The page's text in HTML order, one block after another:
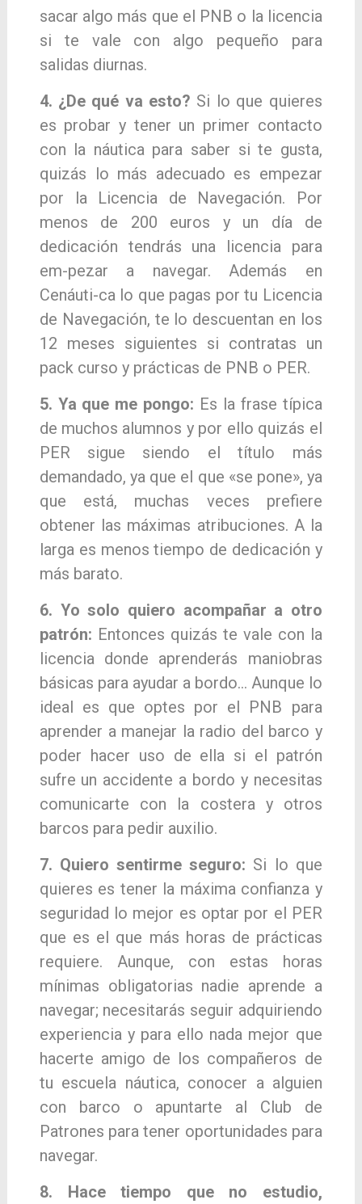
sacar algo más que el PNB o la licencia
si te vale con algo pequeño para
salidas diurnas.
4. ¿De qué va esto? Si lo que quieres
es probar y tener un primer contacto
con la náutica para saber si te gusta,
quizás lo más adecuado es empezar
por la Licencia de Navegación. Por
menos de 200 euros y un día de
dedicación tendrás una licencia para
em-pezar a navegar. Además en
Cenáuti-ca lo que pagas por tu Licencia
de Navegación, te lo descuentan en los
12 meses siguientes si contratas un
pack curso y prácticas de PNB o PER.
5. Ya que me pongo: Es la frase típica
de muchos alumnos y por ello quizás el
PER sigue siendo el título más
demandado, ya que el que «se pone», ya
que está, muchas veces prefiere
obtener las máximas atribuciones. A la
larga es menos tiempo de dedicación y
más barato.
6. Yo solo quiero acompañar a otro
patrón: Entonces quizás te vale con la
licencia donde aprenderás maniobras
básicas para ayudar a bordo… Aunque lo
ideal es que optes por el PNB para
aprender a manejar la radio del barco y
poder hacer uso de ella si el patrón
sufre un accidente a bordo y necesitas
comunicarte con la costera y otros
barcos para pedir auxilio.
7. Quiero sentirme seguro: Si lo que
quieres es tener la máxima confianza y
seguridad lo mejor es optar por el PER
que es el que más horas de prácticas
requiere. Aunque, con estas horas
mínimas obligatorias nadie aprende a
navegar; necesitarás seguir adquiriendo
experiencia y para ello nada mejor que
hacerte amigo de los compañeros de
tu escuela náutica, conocer a alguien
con barco o apuntarte al Club de
Patrones para tener oportunidades para
navegar.
8. Hace tiempo que no estudio,